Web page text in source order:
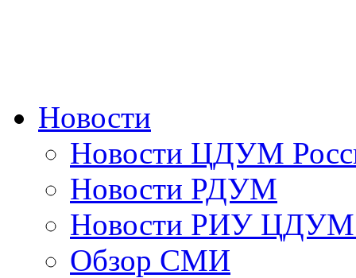
Новости
Новости ЦДУМ
Новости РДУМ
Новости РИУ ЦДУМ
Обзор СМИ